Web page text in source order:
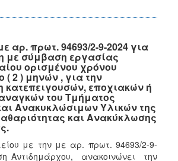
αρ. πρωτ. 94693/2-9-2024 για
με σύμβαση εργασίας
ορισμένου χρόνου
( 2 ) μηνών , για την
κατεπειγουσών, εποχιακών ή
του Τμήματος
Ανακυκλώσιμων Υλικών της
και Ανακύκλωσης
με την με αρ. πρωτ. 94693/2-9-
Αντιδημάρχου, ανακοινώνει την